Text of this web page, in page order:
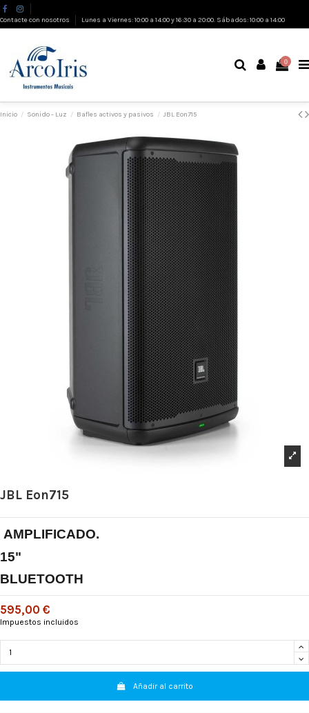
Contacte con nosotros Lunes a Viernes: 10:00 a 14:00 y 16:30 a 20:00. Sábados: 10:00 a 14:00
0
Inicio Sonido - Luz Bafles activos y pasivos JBL Eon715
JBL Eon715
AMPLIFICADO.
15"
BLUETOOTH
595,00 €
Impuestos incluidos
Añadir al carrito